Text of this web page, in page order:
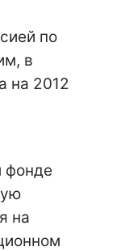
по
в
на 2012
на